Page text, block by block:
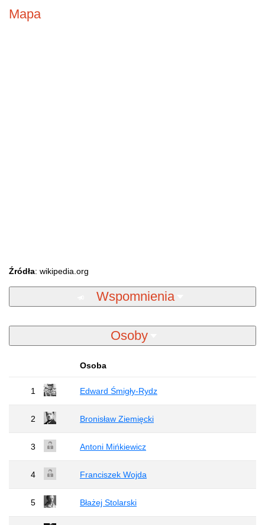
Mapa
Źródła: wikipedia.org
Wspomnienia
Osoby
Osoba
1 Edward Śmigły-Rydz
2 Bronisław Ziemięcki
3 Antoni Mińkiewicz
4 Franciszek Wojda
5 Błażej Stolarski